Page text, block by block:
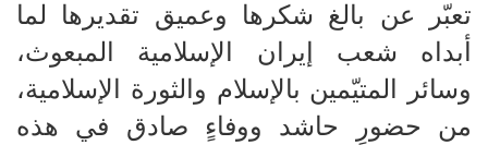
تعبّر عن بالغ شكرها وعميق تقديرها لما
أبداه شعب إيران الإسلامية المبعوث،
وسائر المتيّمين بالإسلام والثورة الإسلامية،
من حضورٍ حاشد ووفاءٍ صادق في هذه